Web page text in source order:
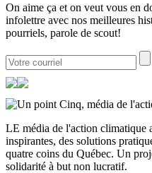
On aime ça et on veut vous en
infolettre avec nos meilleures
pourriels, parole de scout!
LE média de l'action climatique
inspirantes, des solutions
quatre coins du Québec. Un
solidarité à but non lucratif.